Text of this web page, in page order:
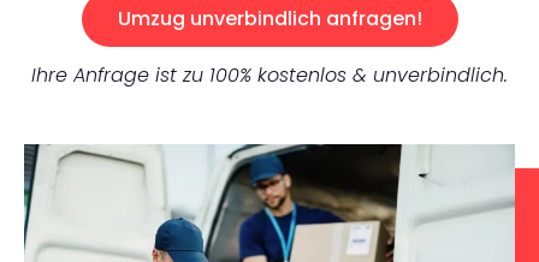
Umzug unverbindlich anfragen!
Ihre Anfrage ist zu 100% kostenlos & unverbindlich.